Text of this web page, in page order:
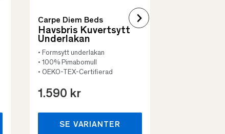
Carpe Diem Beds
Havsbris Kuvertsytt
Underlakan
• Formsytt underlakan
• 100% Pimabomull
• OEKO-TEX-Certifierad
1.590 kr
SE VARIANTER